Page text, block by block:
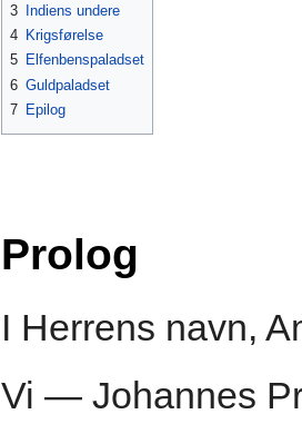
3 Indiens undere
4 Krigsførelse
5 Elfenbenspaladset
6 Guldpaladset
7 Epilog
Prolog
I Herrens navn,
Vi — Johannes